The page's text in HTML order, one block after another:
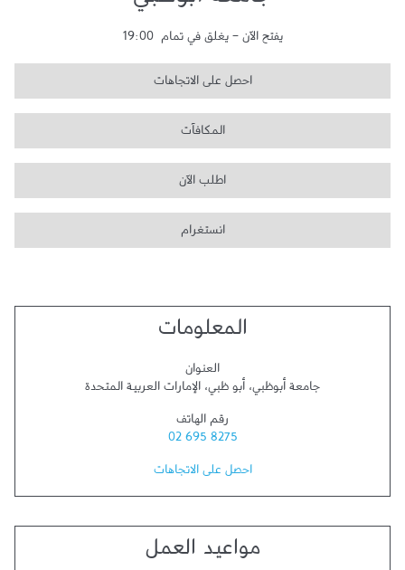
يفتح الآن - يغلق في تمام 19:00
احصل على الاتجاهات
المكافآت
اطلب الآن
انستغرام
المعلومات
العنوان
جامعة أبوظبي، أبو ظبي، الإمارات العربية المتحدة
رقم الهاتف
02 695 8275
احصل على الاتجاهات
مواعيد العمل